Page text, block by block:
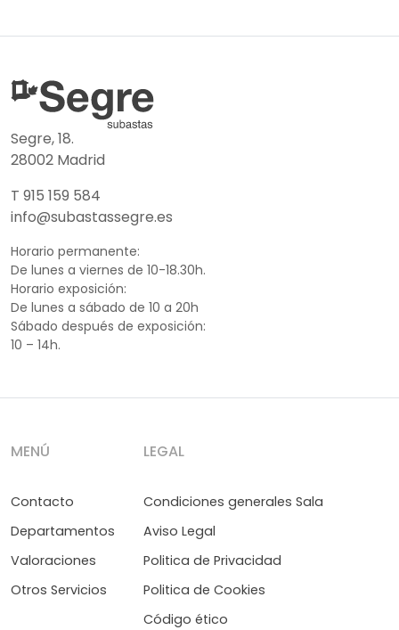
Segre, 18.
28002 Madrid
T 915 159 584
info@subastassegre.es
Horario permanente:
De lunes a viernes de 10-18.30h.
Horario exposición:
De lunes a sábado de 10 a 20h
Sábado después de exposición:
10 – 14h.
MENÚ
Contacto
Departamentos
Valoraciones
Otros Servicios
LEGAL
Condiciones generales Sala
Aviso Legal
Politica de Privacidad
Politica de Cookies
Código ético